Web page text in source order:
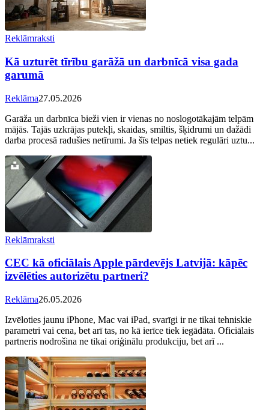
Reklāmraksti
Kā uzturēt tīrību garāžā un darbnīcā visa gada
garumā
Reklāma27.05.2026
Garāža un darbnīca bieži vien ir vienas no noslogotākajām telpām
mājās. Tajās uzkrājas putekļi, skaidas, smiltis, šķidrumi un dažādi
darba procesā radušies netīrumi. Ja šīs telpas netiek regulāri uztu...
Reklāmraksti
CEC kā oficiālais Apple pārdevējs Latvijā: kāpēc
izvēlēties autorizētu partneri?
Reklāma26.05.2026
Izvēloties jaunu iPhone, Mac vai iPad, svarīgi ir ne tikai tehniskie
parametri vai cena, bet arī tas, no kā ierīce tiek iegādāta. Oficiālais
partneris nodrošina ne tikai oriģinālu produkciju, bet arī ...